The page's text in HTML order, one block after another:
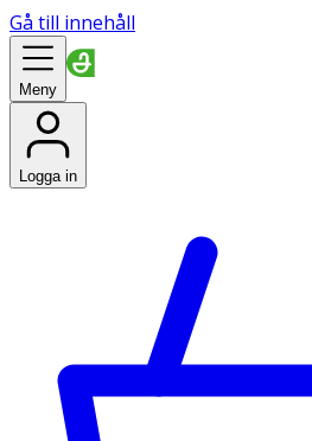
Gå till innehåll
Meny
Logga in